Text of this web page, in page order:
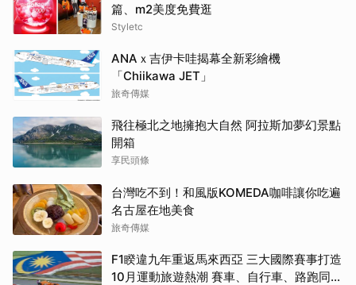
篇、m2美度免費逛
Styletc
ANAｘ吉伊卡哇揭幕全新彩繪機
「Chiikawa JET」
旅奇傳媒
飛往極北之地擁抱大自然 阿拉斯加夢幻景點
開箱
享民頭條
台灣吃不到！和風版KOMEDA咖啡讓你吃遍
名古屋在地美食
旅奇傳媒
F1睽違九年重返馬來西亞 三大國際賽事打造
10月運動旅遊熱潮 賽車、自行車、路跑同週